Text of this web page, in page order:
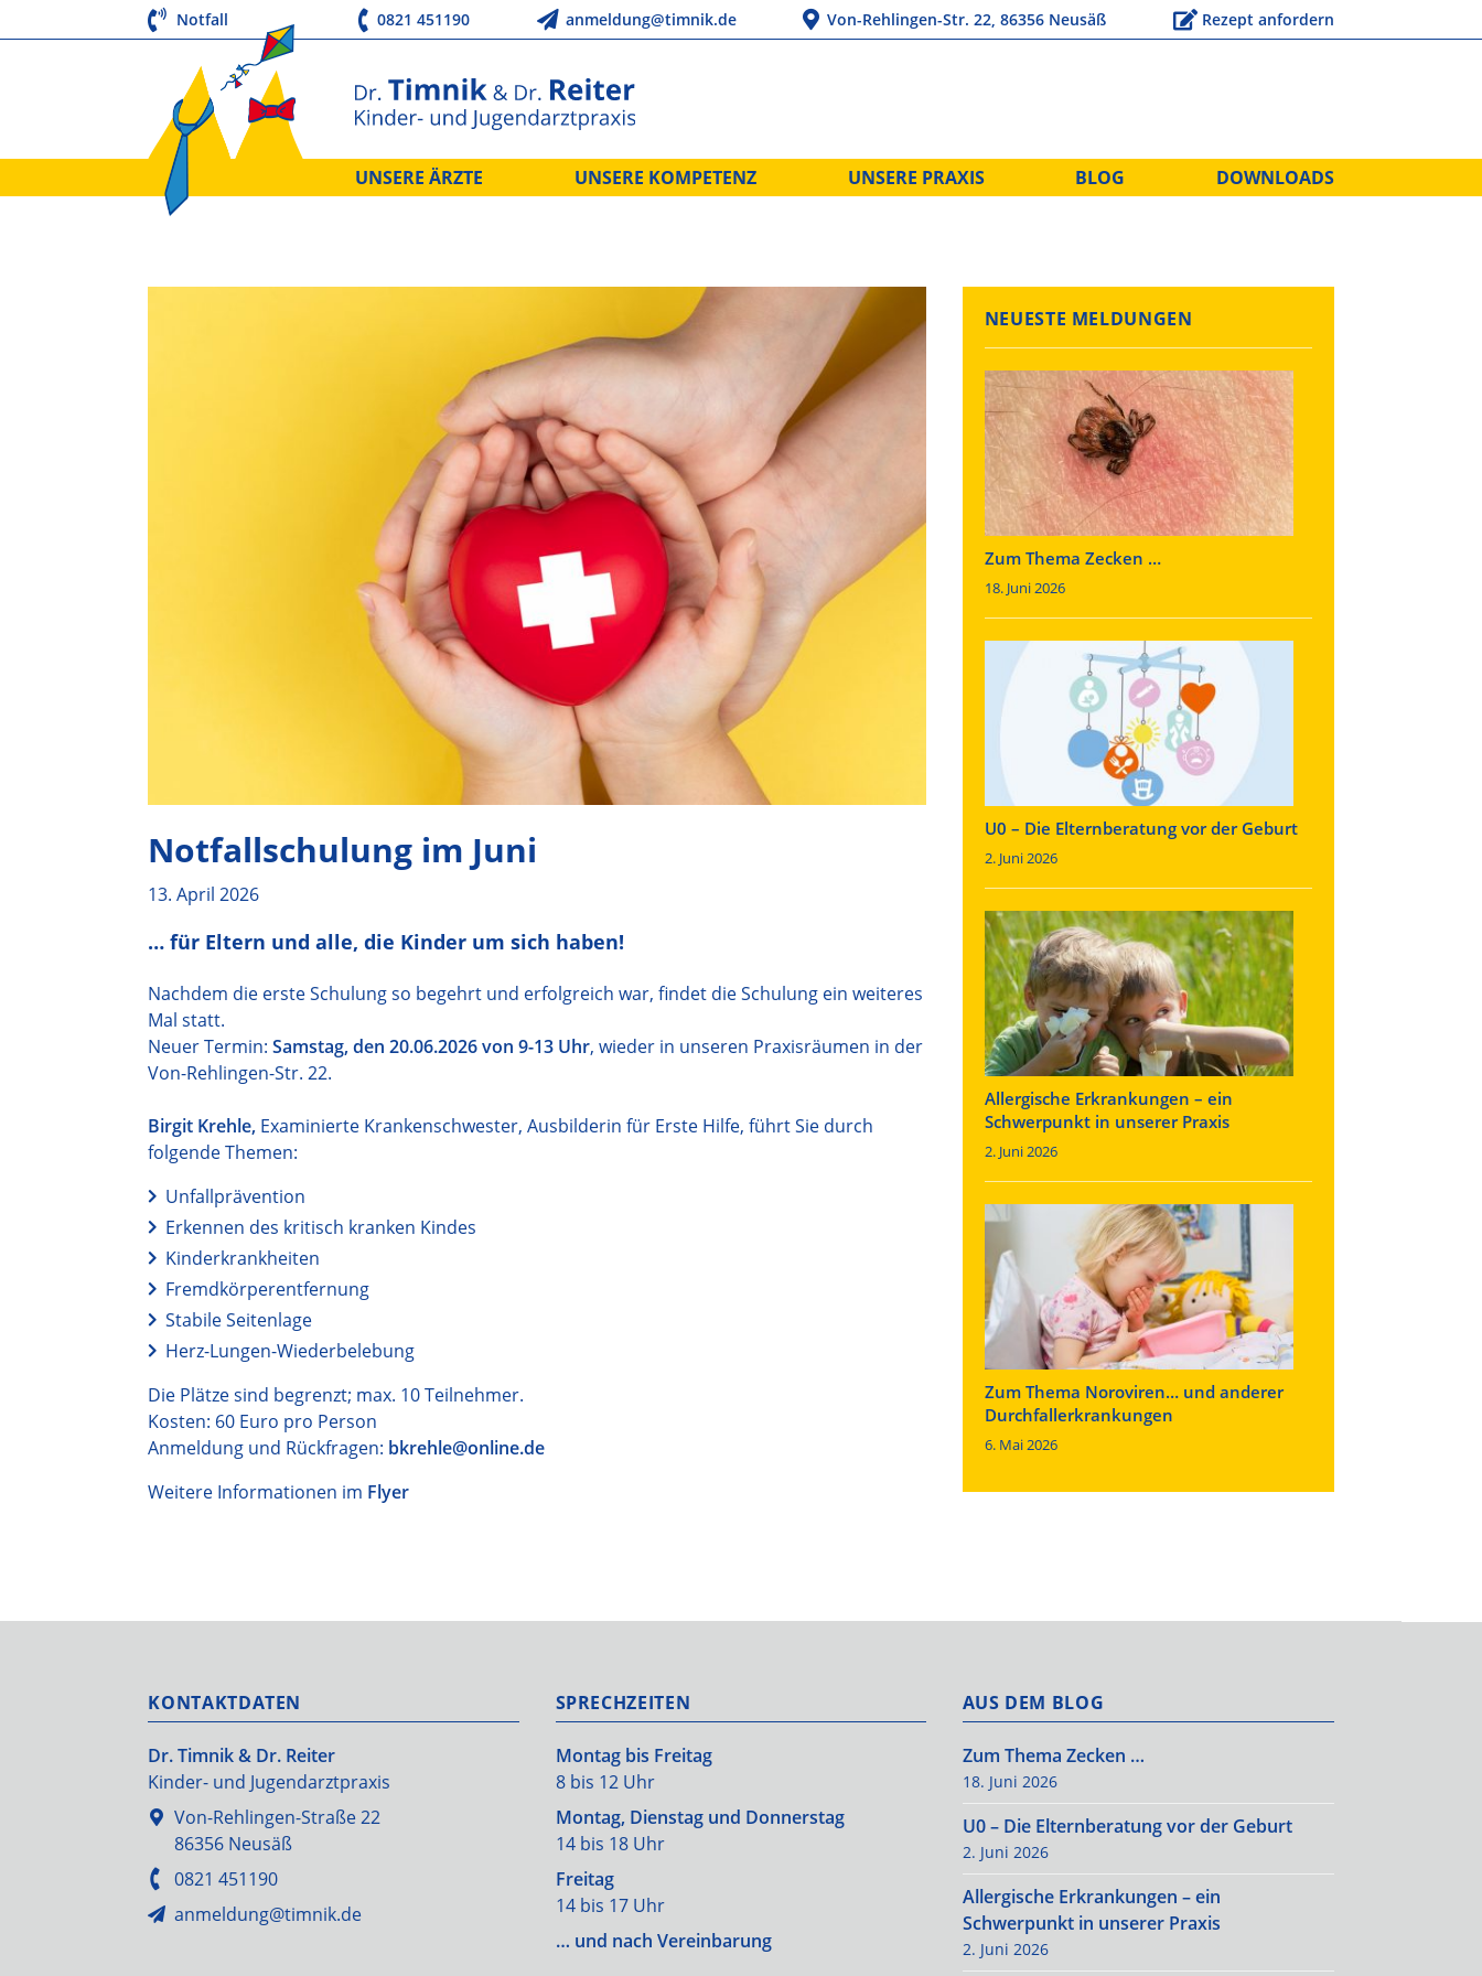
Notfall 0821 451190 anmeldung@timnik.de Von-Rehlingen-Str. 22, 86356 Neusäß Rezept anfordern
UNSERE ÄRZTE UNSERE KOMPETENZ UNSERE PRAXIS BLOG DOWNLOADS
Notfallschulung im Juni
13. April 2026
… für Eltern und alle, die Kinder um sich haben!
Nachdem die erste Schulung so begehrt und erfolgreich war, findet die Schulung ein weiteres
Mal statt.
Neuer Termin:Samstag, den 20.06.2026 von 9-13 Uhr, wieder in unseren Praxisräumen in der
Von-Rehlingen-Str. 22.
Birgit Krehle, Examinierte Krankenschwester, Ausbilderin für Erste Hilfe, führt Sie durch
folgende Themen:
Unfallprävention
Erkennen des kritisch kranken Kindes
Kinderkrankheiten
Fremdkörperentfernung
Stabile Seitenlage
Herz-Lungen-Wiederbelebung
Die Plätze sind begrenzt; max. 10 Teilnehmer.
Kosten: 60 Euro pro Person
Anmeldung und Rückfragen: bkrehle@online.de
Weitere Informationen im Flyer
NEUESTE MELDUNGEN
Zum Thema Zecken …
18. Juni 2026
U0 – Die Elternberatung vor der Geburt
2. Juni 2026
Allergische Erkrankungen – ein
Schwerpunkt in unserer Praxis
2. Juni 2026
Zum Thema Noroviren… und anderer
Durchfallerkrankungen
6. Mai 2026
KONTAKTDATEN
Dr. Timnik & Dr. Reiter
Kinder- und Jugendarztpraxis
Von-Rehlingen-Straße 22
86356 Neusäß
0821 451190
anmeldung@timnik.de
SPRECHZEITEN
Montag bis Freitag
8 bis 12 Uhr
Montag, Dienstag und Donnerstag
14 bis 18 Uhr
Freitag
14 bis 17 Uhr
… und nach Vereinbarung
AUS DEM BLOG
Zum Thema Zecken …
18. Juni 2026
U0 – Die Elternberatung vor der Geburt
2. Juni 2026
Allergische Erkrankungen – ein
Schwerpunkt in unserer Praxis
2. Juni 2026